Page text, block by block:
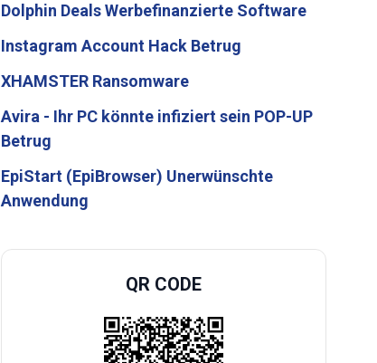
Dolphin Deals Werbefinanzierte Software
Instagram Account Hack Betrug
XHAMSTER Ransomware
Avira - Ihr PC könnte infiziert sein POP-UP
Betrug
EpiStart (EpiBrowser) Unerwünschte
Anwendung
QR CODE